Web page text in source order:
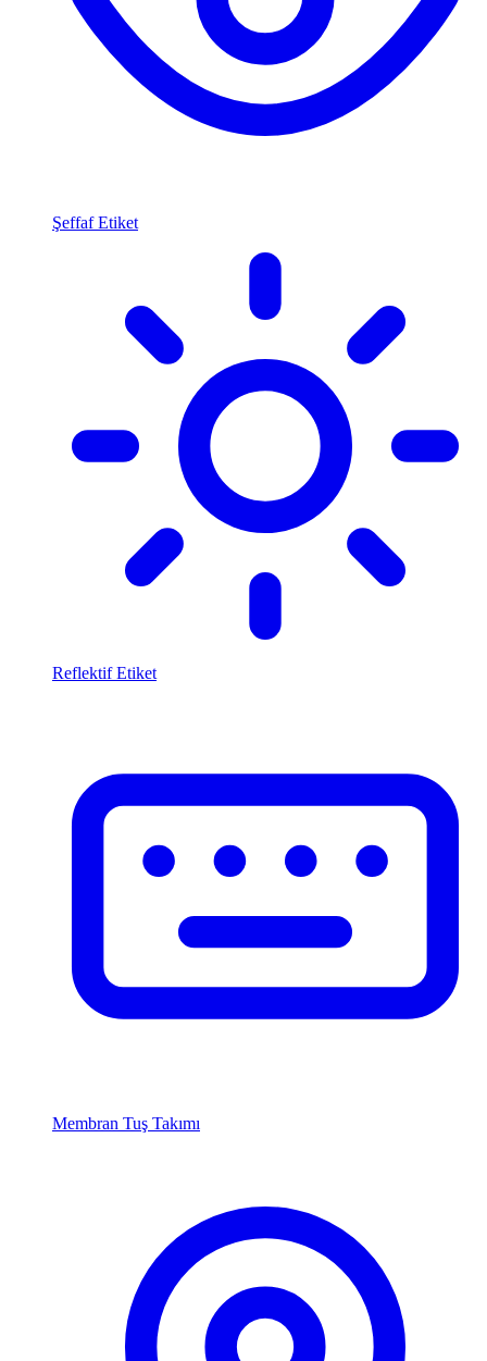
Şeffaf Etiket
Reflektif Etiket
Membran Tuş Takımı